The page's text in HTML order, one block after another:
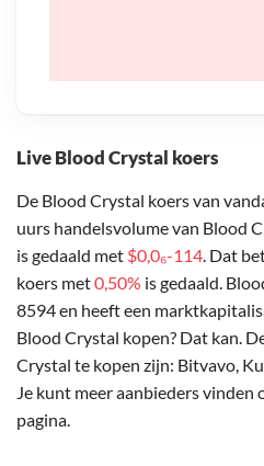
Live Blood Crystal koers
De Blood Crystal koers van
uurs handelsvolume van Blood
is gedaald met $0,0₆-114. Dat
koers met0,50% is gedaald.
8594 en heeft een
Blood Crystal kopen? Dat kan.
Crystal te kopen zijn: Bitvavo,
Je kunt meer aanbieders vinden
pagina.